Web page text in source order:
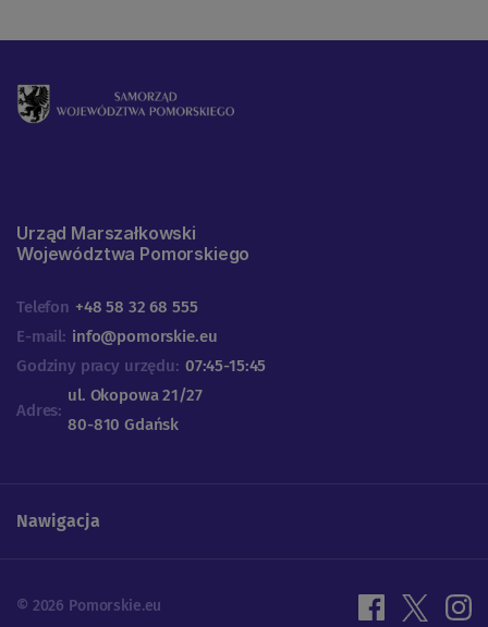
Urząd Marszałkowski
Województwa Pomorskiego
Telefon +48 58 32 68 555
E-mail: info@pomorskie.eu
Godziny pracy urzędu: 07:45-15:45
Adres:
ul. Okopowa 21/27
80-810 Gdańsk
Nawigacja
© 2026 Pomorskie.eu